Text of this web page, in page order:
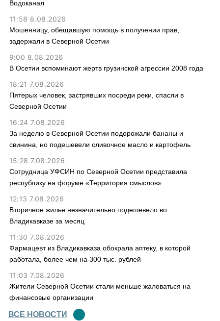
Водоканал
11:58 8.08.2026
Мошенницу, обещавшую помощь в получении прав,
задержали в Северной Осетии
9:00 8.08.2026
В Осетии вспоминают жертв грузинской агрессии 2008 года
18:21 7.08.2026
Пятерых человек, застрявших посреди реки, спасли в
Северной Осетии
16:24 7.08.2026
За неделю в Северной Осетии подорожали бананы и
свинина, но подешевели сливочное масло и картофель
15:28 7.08.2026
Сотрудница УФСИН по Северной Осетии представила
республику на форуме «Территория смыслов»
12:13 7.08.2026
Вторичное жилье незначительно подешевело во
Владикавказе за месяц
11:30 7.08.2026
Фармацевт из Владикавказа обокрала аптеку, в которой
работала, более чем на 300 тыс. рублей
11:03 7.08.2026
Жители Северной Осетии стали меньше жаловаться на
финансовые организации
ВСЕ НОВОСТИ